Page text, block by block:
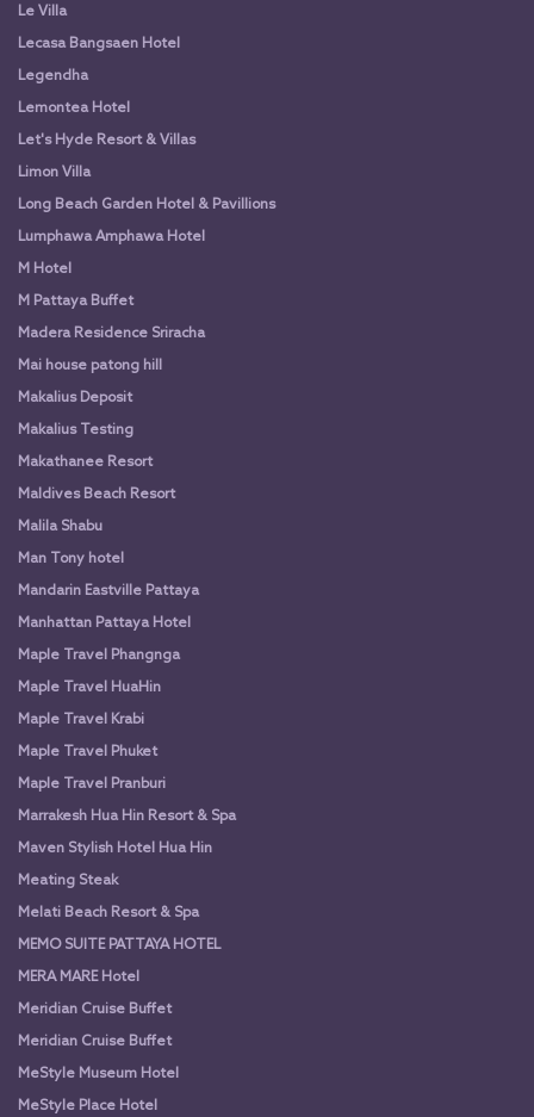
Le Villa
Lecasa Bangsaen Hotel
Legendha
Lemontea Hotel
Let's Hyde Resort & Villas
Limon Villa
Long Beach Garden Hotel & Pavillions
Lumphawa Amphawa Hotel
M Hotel
M Pattaya Buffet
Madera Residence Sriracha
Mai house patong hill
Makalius Deposit
Makalius Testing
Makathanee Resort
Maldives Beach Resort
Malila Shabu
Man Tony hotel
Mandarin Eastville Pattaya
Manhattan Pattaya Hotel
Maple Travel Phangnga
Maple Travel HuaHin
Maple Travel Krabi
Maple Travel Phuket
Maple Travel Pranburi
Marrakesh Hua Hin Resort & Spa
Maven Stylish Hotel Hua Hin
Meating Steak
Melati Beach Resort & Spa
MEMO SUITE PATTAYA HOTEL
MERA MARE Hotel
Meridian Cruise Buffet
Meridian Cruise Buffet
MeStyle Museum Hotel
MeStyle Place Hotel